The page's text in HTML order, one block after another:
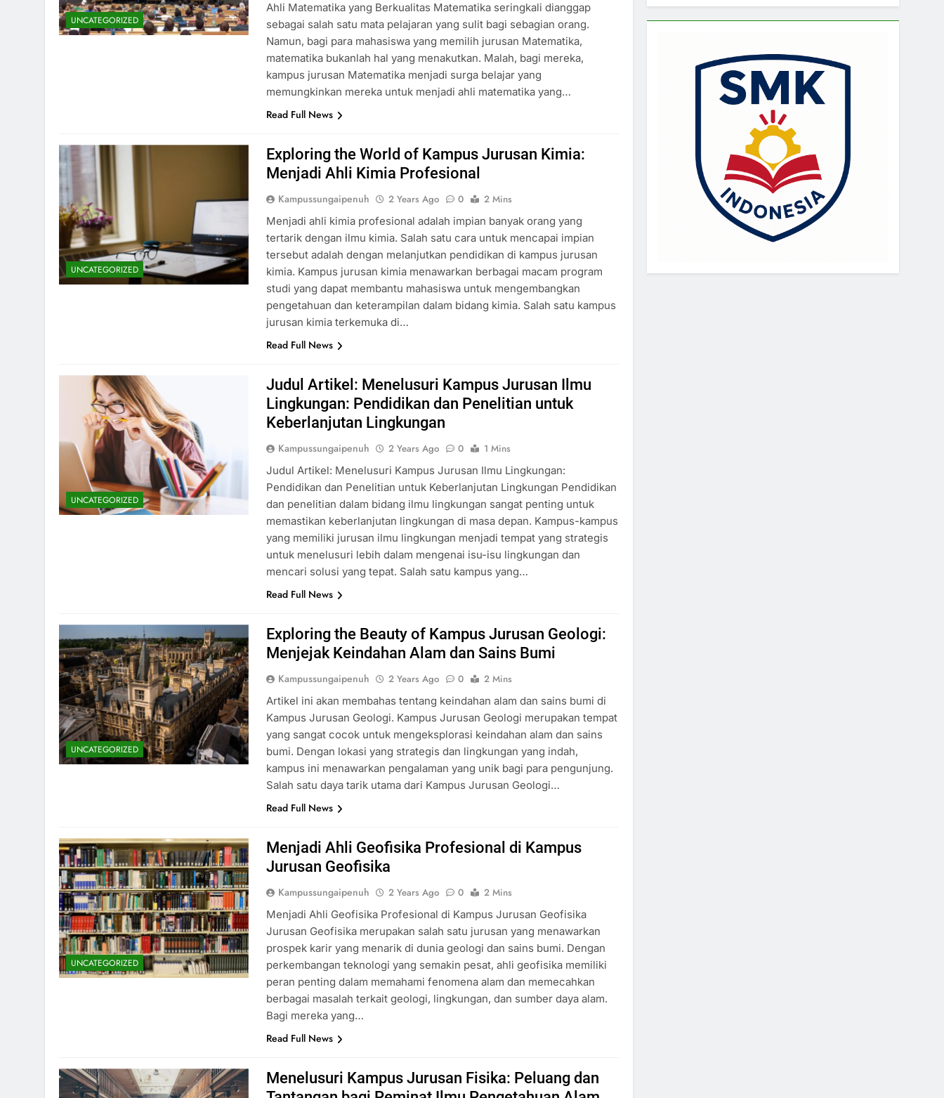
UNCATEGORIZED
Ahli Matematika yang Berkualitas Matematika seringkali dianggap
sebagai salah satu mata pelajaran yang sulit bagi sebagian orang.
Namun, bagi para mahasiswa yang memilih jurusan Matematika,
matematika bukanlah hal yang menakutkan. Malah, bagi mereka,
kampus jurusan Matematika menjadi surga belajar yang
memungkinkan mereka untuk menjadi ahli matematika yang…
Read Full News
UNCATEGORIZED
Exploring the World of Kampus Jurusan Kimia:
Menjadi Ahli Kimia Profesional
Kampussungaipenuh 2 Years Ago 0
2 Mins
Menjadi ahli kimia profesional adalah impian banyak orang yang
tertarik dengan ilmu kimia. Salah satu cara untuk mencapai impian
tersebut adalah dengan melanjutkan pendidikan di kampus jurusan
kimia. Kampus jurusan kimia menawarkan berbagai macam program
studi yang dapat membantu mahasiswa untuk mengembangkan
pengetahuan dan keterampilan dalam bidang kimia. Salah satu kampus
jurusan kimia terkemuka di…
Read Full News
UNCATEGORIZED
Judul Artikel: Menelusuri Kampus Jurusan Ilmu
Lingkungan: Pendidikan dan Penelitian untuk
Keberlanjutan Lingkungan
Kampussungaipenuh 2 Years Ago 0
1 Mins
Judul Artikel: Menelusuri Kampus Jurusan Ilmu Lingkungan:
Pendidikan dan Penelitian untuk Keberlanjutan Lingkungan Pendidikan
dan penelitian dalam bidang ilmu lingkungan sangat penting untuk
memastikan keberlanjutan lingkungan di masa depan. Kampus-kampus
yang memiliki jurusan ilmu lingkungan menjadi tempat yang strategis
untuk menelusuri lebih dalam mengenai isu-isu lingkungan dan
mencari solusi yang tepat. Salah satu kampus yang…
Read Full News
UNCATEGORIZED
Exploring the Beauty of Kampus Jurusan Geologi:
Menjejak Keindahan Alam dan Sains Bumi
Kampussungaipenuh 2 Years Ago 0
2 Mins
Artikel ini akan membahas tentang keindahan alam dan sains bumi di
Kampus Jurusan Geologi. Kampus Jurusan Geologi merupakan tempat
yang sangat cocok untuk mengeksplorasi keindahan alam dan sains
bumi. Dengan lokasi yang strategis dan lingkungan yang indah,
kampus ini menawarkan pengalaman yang unik bagi para pengunjung.
Salah satu daya tarik utama dari Kampus Jurusan Geologi…
Read Full News
UNCATEGORIZED
Menjadi Ahli Geofisika Profesional di Kampus
Jurusan Geofisika
Kampussungaipenuh 2 Years Ago 0
2 Mins
Menjadi Ahli Geofisika Profesional di Kampus Jurusan Geofisika
Jurusan Geofisika merupakan salah satu jurusan yang menawarkan
prospek karir yang menarik di dunia geologi dan sains bumi. Dengan
perkembangan teknologi yang semakin pesat, ahli geofisika memiliki
peran penting dalam memahami fenomena alam dan memecahkan
berbagai masalah terkait geologi, lingkungan, dan sumber daya alam.
Bagi mereka yang…
Read Full News
Menelusuri Kampus Jurusan Fisika: Peluang dan